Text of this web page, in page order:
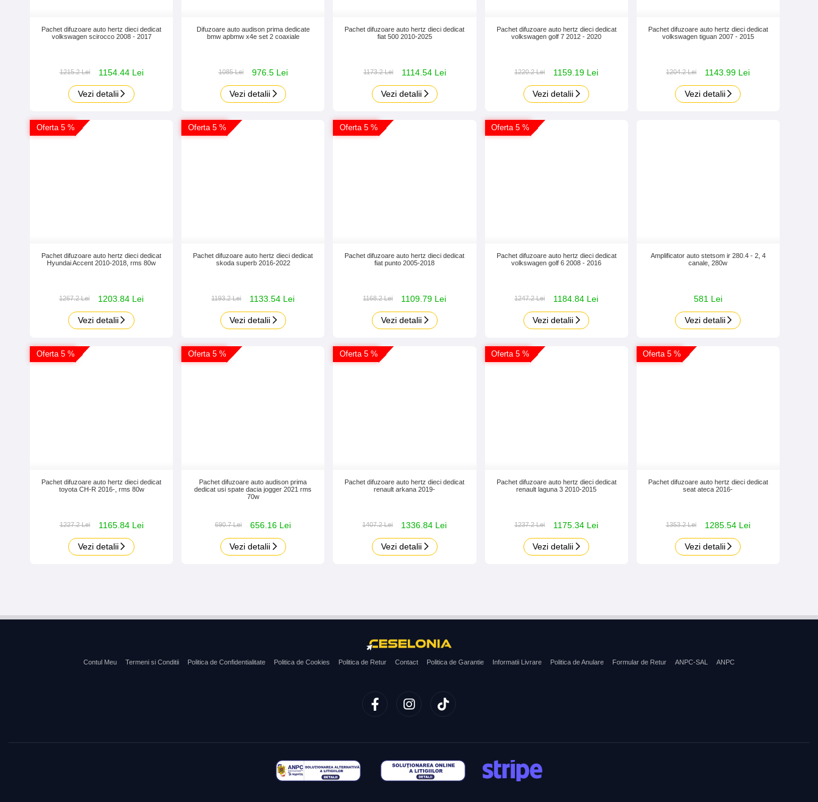
Pachet difuzoare auto hertz dieci dedicat
volkswagen scirocco 2008 - 2017
1215.2 Lei 1154.44 Lei
Vezi detalii
Difuzoare auto audison prima dedicate
bmw apbmw x4e set 2 coaxiale
1085 Lei 976.5 Lei
Vezi detalii
Pachet difuzoare auto hertz dieci dedicat
fiat 500 2010-2025
1173.2 Lei 1114.54 Lei
Vezi detalii
Pachet difuzoare auto hertz dieci dedicat
volkswagen golf 7 2012 - 2020
1220.2 Lei 1159.19 Lei
Vezi detalii
Pachet difuzoare auto hertz dieci dedicat
volkswagen tiguan 2007 - 2015
1204.2 Lei 1143.99 Lei
Vezi detalii
Oferta 5 %
Pachet difuzoare auto hertz dieci dedicat
Hyundai Accent 2010-2018, rms 80w
1267.2 Lei 1203.84 Lei
Vezi detalii
Oferta 5 %
Pachet difuzoare auto hertz dieci dedicat
skoda superb 2016-2022
1193.2 Lei 1133.54 Lei
Vezi detalii
Oferta 5 %
Pachet difuzoare auto hertz dieci dedicat
fiat punto 2005-2018
1168.2 Lei 1109.79 Lei
Vezi detalii
Oferta 5 %
Pachet difuzoare auto hertz dieci dedicat
volkswagen golf 6 2008 - 2016
1247.2 Lei 1184.84 Lei
Vezi detalii
Amplificator auto stetsom ir 280.4 - 2, 4
canale, 280w
581 Lei
Vezi detalii
Oferta 5 %
Pachet difuzoare auto hertz dieci dedicat
toyota CH-R 2016-, rms 80w
1227.2 Lei 1165.84 Lei
Vezi detalii
Oferta 5 %
Pachet difuzoare auto audison prima
dedicat usi spate dacia jogger 2021 rms
70w
690.7 Lei 656.16 Lei
Vezi detalii
Oferta 5 %
Pachet difuzoare auto hertz dieci dedicat
renault arkana 2019-
1407.2 Lei 1336.84 Lei
Vezi detalii
Oferta 5 %
Pachet difuzoare auto hertz dieci dedicat
renault laguna 3 2010-2015
1237.2 Lei 1175.34 Lei
Vezi detalii
Oferta 5 %
Pachet difuzoare auto hertz dieci dedicat
seat ateca 2016-
1353.2 Lei 1285.54 Lei
Vezi detalii
Contul Meu Termeni si Conditii Politica de Confidentialitate Politica de Cookies Politica de Retur Contact Politica de Garantie Informatii Livrare Politica de Anulare Formular de Retur ANPC-SAL ANPC